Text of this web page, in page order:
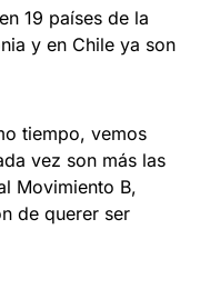
19 países de la
y en Chile ya son
tiempo, vemos
vez son más las
Movimiento B,
de querer ser